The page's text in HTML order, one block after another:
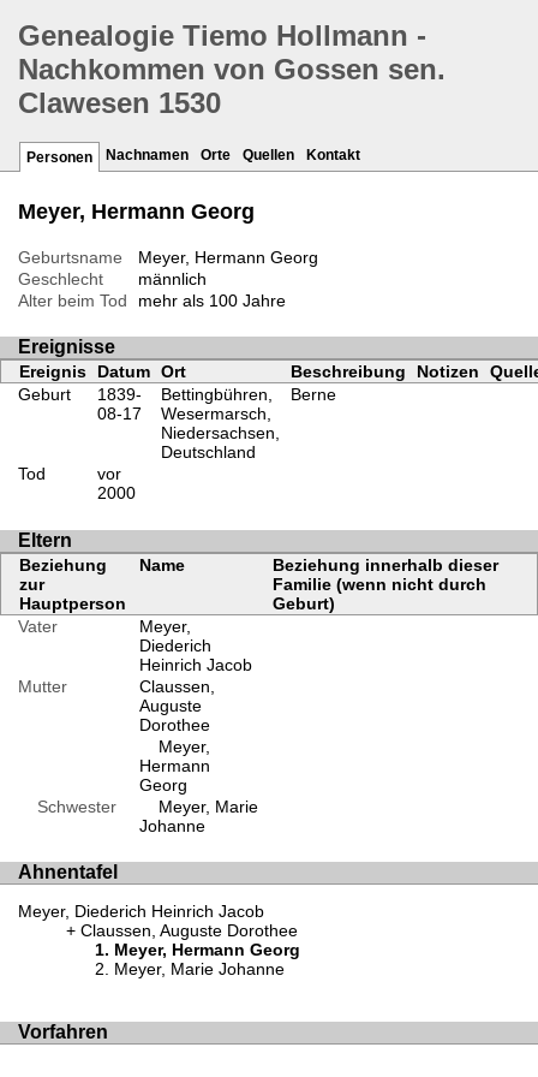
Genealogie Tiemo Hollmann -
Nachkommen von Gossen sen.
Clawesen 1530
Personen Nachnamen Orte Quellen Kontakt
Meyer, Hermann Georg
Geburtsname
Meyer, Hermann Georg
Geschlecht
männlich
Alter beim Tod
mehr als 100 Jahre
Ereignisse
Ereignis Datum Ort Beschreibung Notizen
Geburt
1839-
08-17
Bettingbühren,
Wesermarsch,
Niedersachsen,
Deutschland
Berne
Tod
vor
2000
Eltern
Beziehung
zur
Hauptperson
Name
Beziehung innerhalb dieser
Familie (wenn nicht durch
Geburt)
Vater
Meyer,
Diederich
Heinrich Jacob
Mutter
Claussen,
Auguste
Dorothee
Meyer,
Hermann
Georg
Schwester
Meyer, Marie
Johanne
Ahnentafel
Meyer, Diederich Heinrich Jacob
Claussen, Auguste Dorothee
Meyer, Hermann Georg
Meyer, Marie Johanne
Vorfahren